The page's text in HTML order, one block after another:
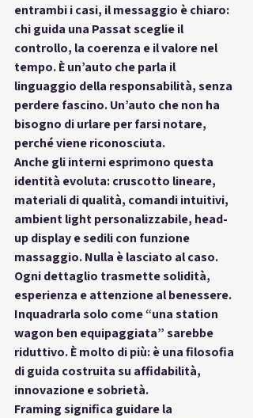
entrambi i casi, il messaggio è chiaro:
chi guida una Passat sceglie il
controllo, la coerenza e il valore nel
tempo. È un’auto che parla il
linguaggio della responsabilità, senza
perdere fascino. Un’auto che non ha
bisogno di urlare per farsi notare,
perché viene riconosciuta.
Anche gli interni esprimono questa
identità evoluta: cruscotto lineare,
materiali di qualità, comandi intuitivi,
ambient light personalizzabile, head-
up display e sedili con funzione
massaggio. Nulla è lasciato al caso.
Ogni dettaglio trasmette solidità,
esperienza e attenzione al benessere.
Inquadrarla solo come “una station
wagon ben equipaggiata” sarebbe
riduttivo. È molto di più: è una filosofia
di guida costruita su affidabilità,
innovazione e sobrietà.
Framing significa guidare la